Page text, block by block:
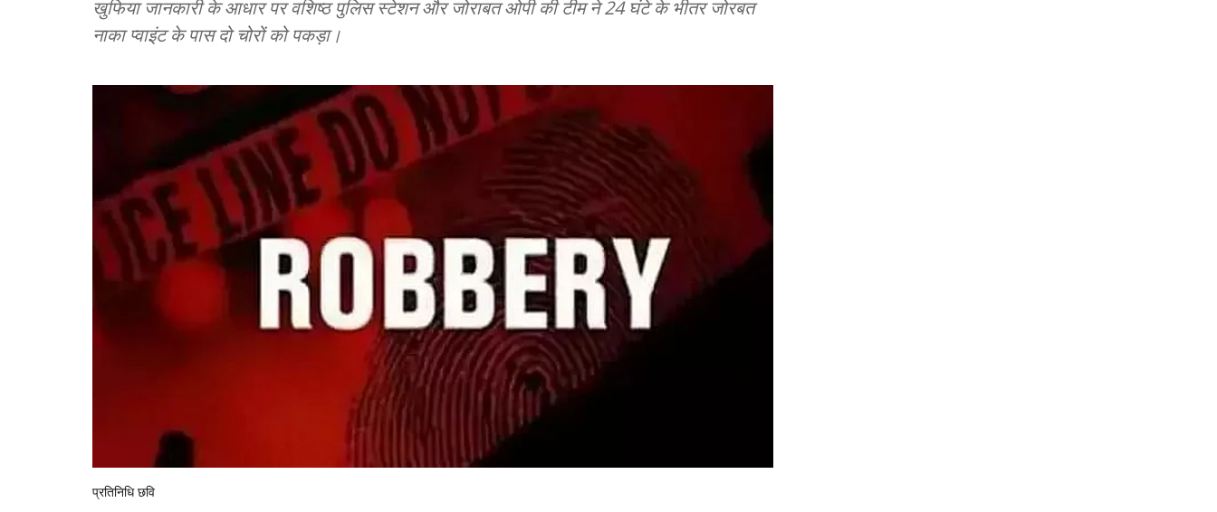
खुफिया जानकारी के आधार पर वशिष्ठ पुलिस स्टेशन और जोराबत ओपी की टीम ने 24 घंटे के भीतर जोरबत
नाका प्वाइंट के पास दो चोरों को पकड़ा।
प्रतिनिधि छवि